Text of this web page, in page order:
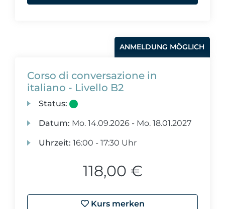
ANMELDUNG MÖGLICH
Corso di conversazione in
italiano - Livello B2
Status:
Datum: Mo. 14.09.2026 - Mo. 18.01.2027
Uhrzeit: 16:00 - 17:30 Uhr
118,00 €
Kurs merken